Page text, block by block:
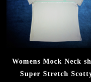
Womens Mock Neck
Super Stretch